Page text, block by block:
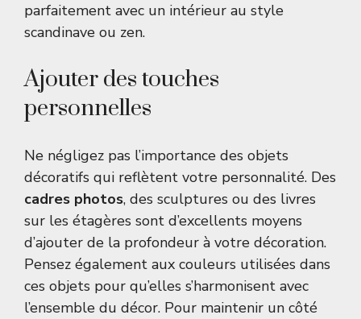
parfaitement avec un intérieur au style
scandinave ou zen.
Ajouter des touches
personnelles
Ne négligez pas l’importance des objets
décoratifs qui reflètent votre personnalité. Des
cadres photos, des sculptures ou des livres
sur les étagères sont d’excellents moyens
d’ajouter de la profondeur à votre décoration.
Pensez également aux couleurs utilisées dans
ces objets pour qu’elles s’harmonisent avec
l’ensemble du décor. Pour maintenir un côté